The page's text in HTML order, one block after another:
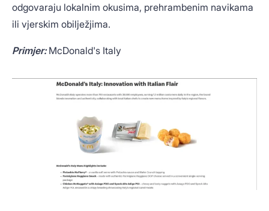
odgovaraju lokalnim okusima, prehrambenim navikama
ili vjerskim obilježjima.
Primjer:McDonald's Italy